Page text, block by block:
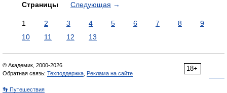
Страницы Следующая →
1 2 3 4 5 6 7 8
9
10
11 12 13
18+
© Академик, 2000-2026
Обратная связь: Техподдержка Реклама на сайте
👣 Путешествия